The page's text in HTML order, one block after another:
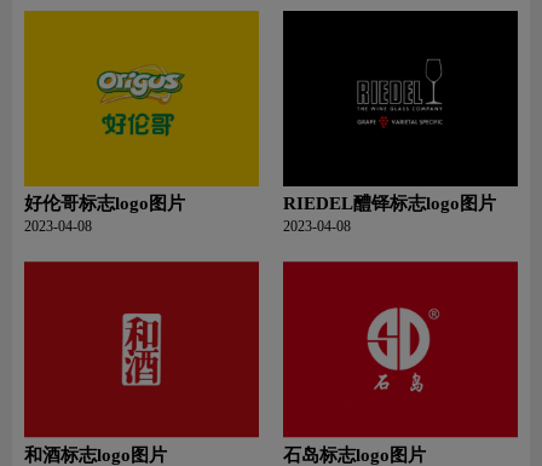
好伦哥标志logo图片
2023-04-08
RIEDEL醴铎标志logo图片
2023-04-08
和酒标志logo图片 石岛标志logo图片